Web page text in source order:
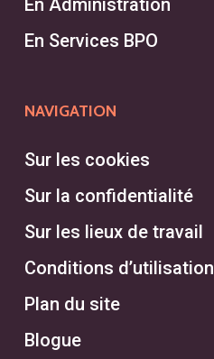
En Administration
En Services BPO
NAVIGATION
Sur les cookies
Sur la confidentialité
Sur les lieux de travail
Conditions d’utilisation
Plan du site
Blogue